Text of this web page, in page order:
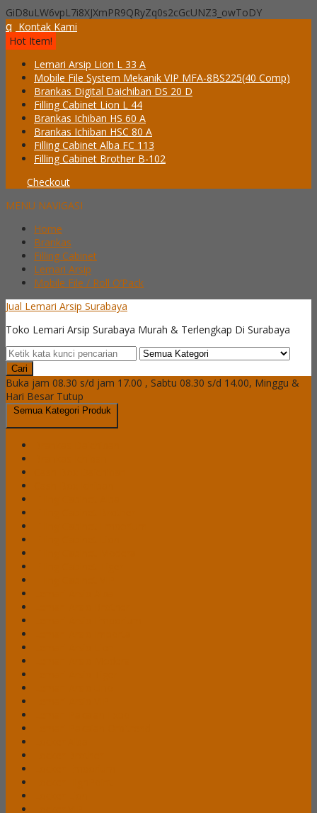
GiD8uLW6vpL7i8XJXmPR9QRyZq0s2cGcUNZ3_owToDY
q Kontak Kami
Hot Item!
Lemari Arsip Lion L 33 A
Mobile File System Mekanik VIP MFA-8BS225(40 Comp)
Brankas Digital Daichiban DS 20 D
Filling Cabinet Lion L 44
Brankas Ichiban HS 60 A
Brankas Ichiban HSC 80 A
Filling Cabinet Alba FC 113
Filling Cabinet Brother B-102
Checkout
MENU NAVIGASI
Home
Brankas
Filling Cabinet
Lemari Arsip
Mobile File / Roll O’Pack
Jual Lemari Arsip Surabaya
Toko Lemari Arsip Surabaya Murah & Terlengkap Di Surabaya
Cari
Buka jam 08.30 s/d jam 17.00 , Sabtu 08.30 s/d 14.00, Minggu &
Hari Besar Tutup
Semua Kategori Produk